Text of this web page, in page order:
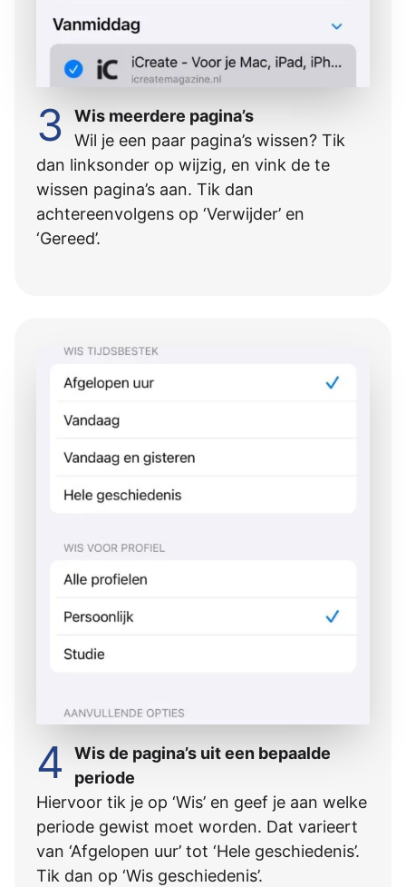
3
Wis meerdere pagina’s
Wil je een paar pagina’s wissen? Tik
dan linksonder op wijzig, en vink de te
wissen pagina’s aan. Tik dan
achtereenvolgens op ‘Verwijder’ en
‘Gereed’.
4
Wis de pagina’s uit een bepaalde
periode
Hiervoor tik je op ‘Wis’ en geef je aan welke
periode gewist moet worden. Dat varieert
van ‘Afgelopen uur’ tot ‘Hele geschiedenis’.
Tik dan op ‘Wis geschiedenis’.